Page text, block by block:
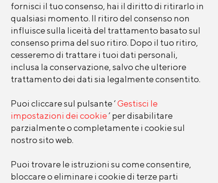
fornisci il tuo consenso, hai il diritto di ritirarlo in
qualsiasi momento. Il ritiro del consenso non
influisce sulla liceità del trattamento basato sul
consenso prima del suo ritiro. Dopo il tuo ritiro,
cesseremo di trattare i tuoi dati personali,
inclusa la conservazione, salvo che ulteriore
trattamento dei dati sia legalmente consentito.
Puoi cliccare sul pulsante ‘Gestisci le
impostazioni dei cookie’ per disabilitare
parzialmente o completamente i cookie sul
nostro sito web.
Puoi trovare le istruzioni su come consentire,
bloccare o eliminare i cookie di terze parti